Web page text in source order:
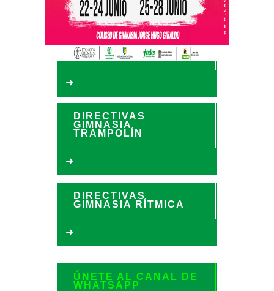
información de contacto.
DIRECTIVAS
GIMNASIA ARTÍSTICA
DIRECTIVAS
GIMNASIA
TRAMPOLÍN
DIRECTIVAS
GIMNASIA RÍTMICA
ÚNETE AL CANAL DE
WHATSAPP